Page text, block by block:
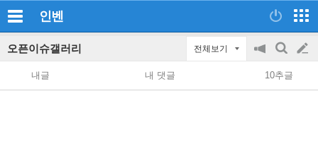
인벤
오픈이슈갤러리 전체보기
공
지
on/off
검
색
글
쓰
내글 내 댓글 10추글